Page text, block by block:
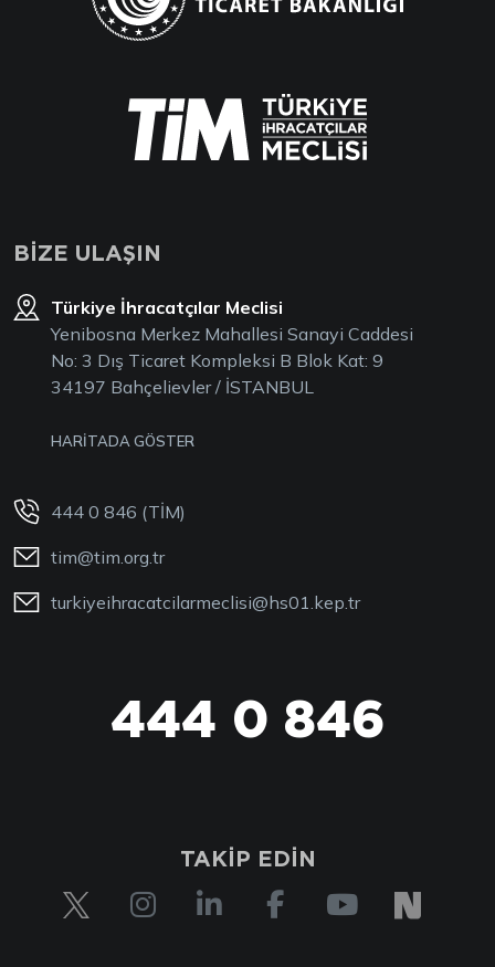
BİZE ULAŞIN
Türkiye İhracatçılar Meclisi
Yenibosna Merkez Mahallesi Sanayi Caddesi
No: 3 Dış Ticaret Kompleksi B Blok Kat: 9
34197 Bahçelievler / İSTANBUL
HARİTADA GÖSTER
444 0 846 (TİM)
tim@tim.org.tr
turkiyeihracatcilarmeclisi@hs01.kep.tr
444 0 846
TAKİP EDİN